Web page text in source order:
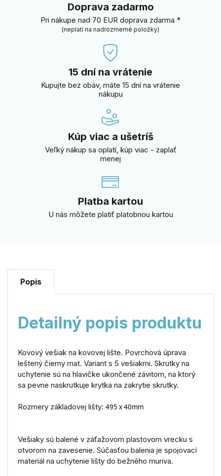
Doprava zadarmo
Pri nákupe nad 70 EUR doprava zdarma *
(neplatí na nadrozmerné položky)
15 dní na vrátenie
Kupujte bez obáv, máte 15 dní na vrátenie
nákupu
Kúp viac a ušetríš
Veľký nákup sa oplatí, kúp viac - zaplať
menej
Platba kartou
U nás môžete platiť platobnou kartou
Popis
Detailný popis produktu
Kovový vešiak na kovovej lište. Povrchová úprava
leštený čierny mat. Variant s 5 vešiakmi. Skrutky na
uchytenie sú na hlavičke ukončené závitom, na ktorý
sa pevne naskrutkuje krytka na zakrytie skrutky.
Rozmery základovej lišty: 495 x 40mm
Vešiaky sú balené v záťažovom plastovom vrecku s
otvorom na zavesenie. Súčasťou balenia je spojovací
materiál na uchytenie lišty do bežného muriva.